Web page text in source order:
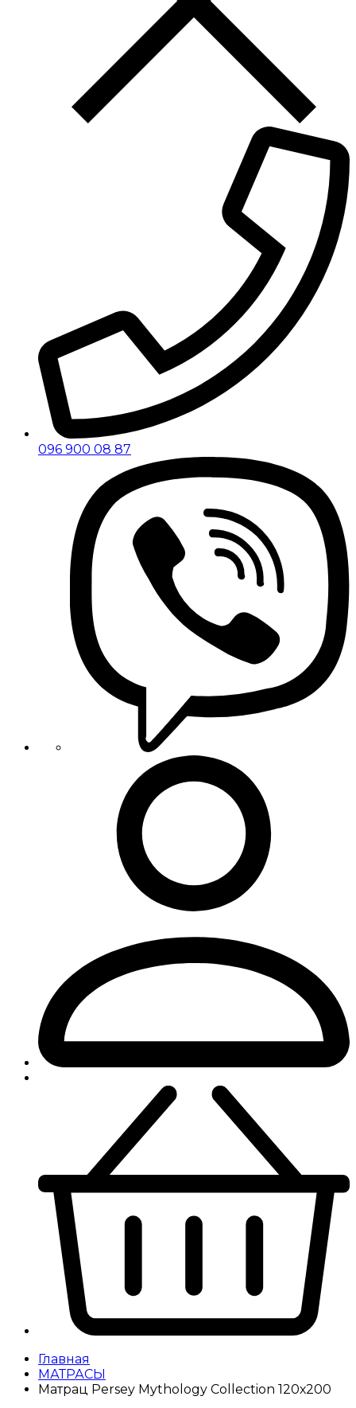
096 900 08 87
Главная
МАТРАСЫ
Матрац Persey Mythology Collection 120х200